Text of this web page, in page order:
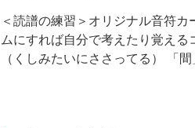
＜読譜の練習＞オリジナル音符
ムにすれば自分で考えたり覚える
（くしみたいにささってる） 「